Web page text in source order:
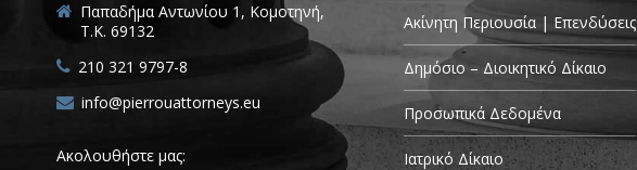
Παπαδήμα Αντωνίου 1, Κομοτηνή,
T.K. 69132
210 321 9797-8
info@pierrouattorneys.eu
Ακολουθήστε μας:
Ακίνητη Περιουσία | Επενδύσεις
Δημόσιο – Διοικητικό Δίκαιο
Προσωπικά Δεδομένα
Ιατρικό Δίκαιο